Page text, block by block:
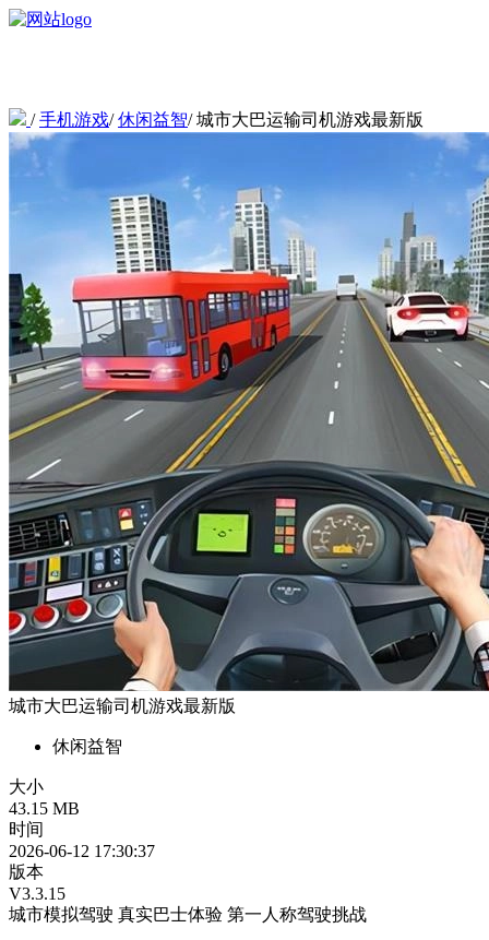
/手机游戏/休闲益智/城市大巴运输司机游戏最新版
城市大巴运输司机游戏最新版
休闲益智
大小
43.15 MB
时间
2026-06-12 17:30:37
版本
V3.3.15
城市模拟驾驶 真实巴士体验 第一人称驾驶挑战